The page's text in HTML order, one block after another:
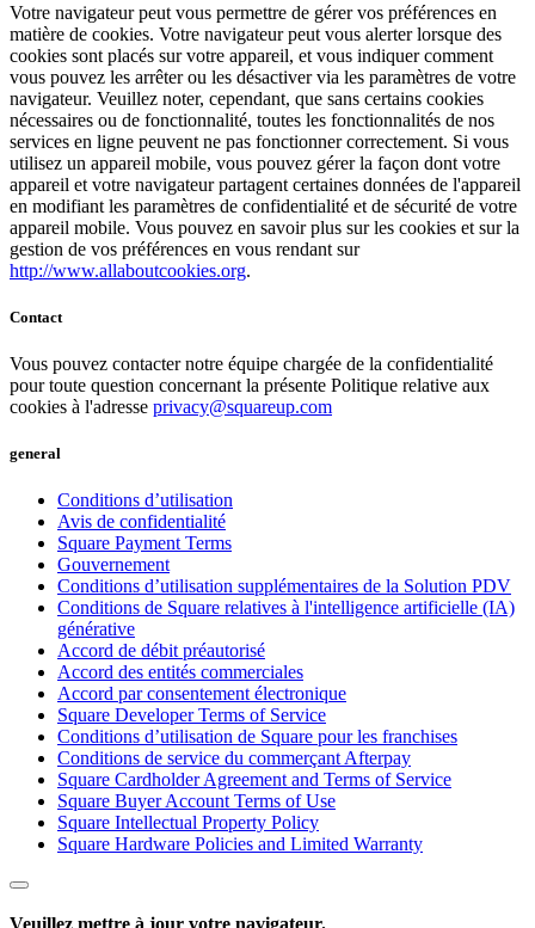
Acheter du matériel
Afficher le panier
Historique des commandes
Votre navigateur peut vous permettre de gérer vos préférences en
matière de cookies. Votre navigateur peut vous alerter lorsque des
cookies sont placés sur votre appareil, et vous indiquer comment
vous pouvez les arrêter ou les désactiver via les paramètres de votre
navigateur. Veuillez noter, cependant, que sans certains cookies
nécessaires ou de fonctionnalité, toutes les fonctionnalités de nos
services en ligne peuvent ne pas fonctionner correctement. Si vous
utilisez un appareil mobile, vous pouvez gérer la façon dont votre
appareil et votre navigateur partagent certaines données de l'appareil
en modifiant les paramètres de confidentialité et de sécurité de votre
appareil mobile. Vous pouvez en savoir plus sur les cookies et sur la
gestion de vos préférences en vous rendant sur
http://www.allaboutcookies.org.
Contact
Vous pouvez contacter notre équipe chargée de la confidentialité
pour toute question concernant la présente Politique relative aux
cookies à l'adresse privacy@squareup.com
general
Conditions d’utilisation
Avis de confidentialité
Square Payment Terms
Gouvernement
Conditions d’utilisation supplémentaires de la Solution PDV
Conditions de Square relatives à l'intelligence artificielle (IA)
générative
Accord de débit préautorisé
Accord des entités commerciales
Accord par consentement électronique
Square Developer Terms of Service
Conditions d’utilisation de Square pour les franchises
Conditions de service du commerçant Afterpay
Square Cardholder Agreement and Terms of Service
Square Buyer Account Terms of Use
Square Intellectual Property Policy
Square Hardware Policies and Limited Warranty
Veuillez mettre à jour votre navigateur.